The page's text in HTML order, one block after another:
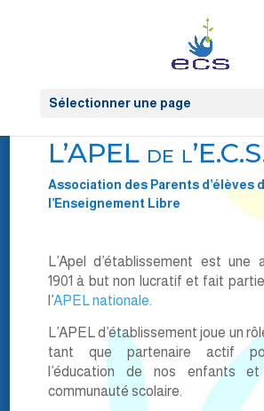
Sélectionner une page
L’APEL de
Association des Parents d’élèves
l’Enseignement Libre
L’Apel d’établissement est une
1901 à but non lucratif et fait
l’APEL nationale.
L’APEL d’établissement joue un
tant que partenaire actif
l’éducation de nos enfants
communauté scolaire.